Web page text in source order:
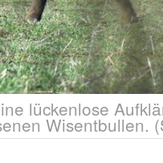
lückenlose
Wisentbullen.